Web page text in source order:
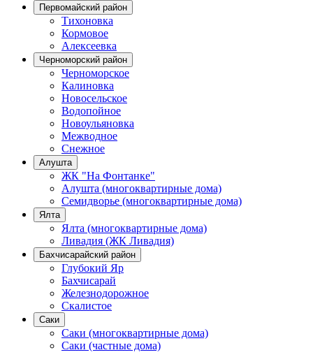
Первомайский район
Тихоновка
Кормовое
Алексеевка
Черноморский район
Черноморское
Калиновка
Новосельское
Водопойное
Новоульяновка
Межводное
Снежное
Алушта
ЖК "На Фонтанке"
Алушта (многоквартирные дома)
Семидворье (многоквартирные дома)
Ялта
Ялта (многоквартирные дома)
Ливадия (ЖК Ливадия)
Бахчисарайский район
Глубокий Яр
Бахчисарай
Железнодорожное
Скалистое
Саки
Саки (многоквартирные дома)
Саки (частные дома)